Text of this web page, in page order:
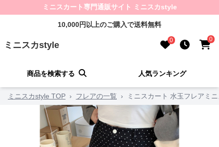
ミニスカート専門通販サイト ミニスカstyle
10,000円以上のご購入で送料無料
ミニスカstyle 0 0
商品を検索する 人気ランキング
ミニスカstyle TOP › フレアの一覧 › ミニスカート 水玉フレアミ